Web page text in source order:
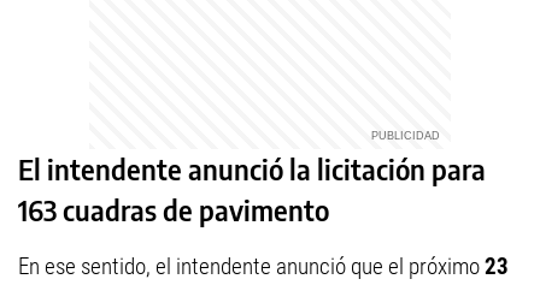
El intendente anunció la licitación para
163 cuadras de pavimento
En ese sentido, el intendente anunció que el próximo23